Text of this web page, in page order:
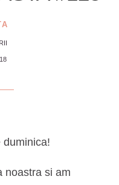
duminica!
noastra si am